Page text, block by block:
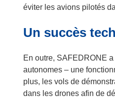
éviter les avions pilotés
Un succès
En outre, SAFEDRONE
autonomes – une
plus, les vols de
dans les drones afin de